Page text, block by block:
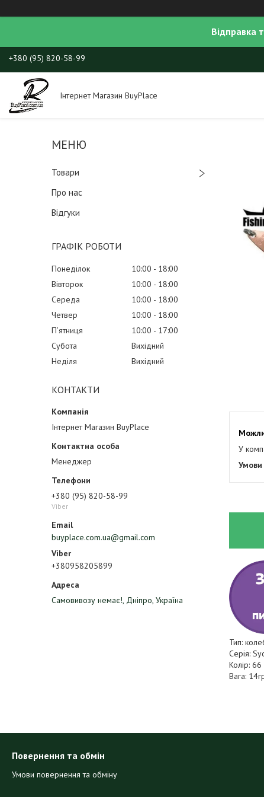
Відправка
+380 (95) 820-58-99
Інтернет Магазин BuyPlace
Товари
Про нас
Відгуки
ГРАФІК РОБОТИ
Понеділок 10:00
18:00
Вівторок
10:00
18:00
Середа
10:00
18:00
Четвер
10:00
18:00
Пʼятниця
10:00
17:00
Субота
Вихідний
Неділя
Вихідний
КОНТАКТИ
Інтернет Магазин BuyPlace
Менеджер
+380 (95) 820-58-99
Viber
buyplace.com.ua@gmail.com
+380958205899
Самовивозу немає!, Дніпро, Україна
У
Тип:
Серія:
Колір: 66
Вага:
Повернення та обмін
Умови повернення та обміну